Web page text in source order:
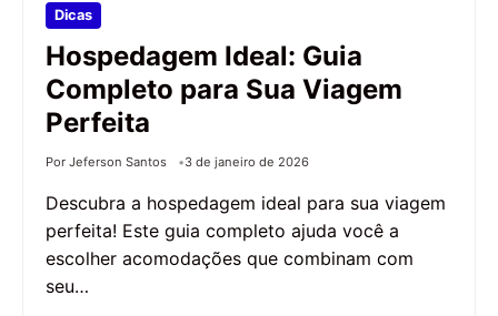
Dicas
Hospedagem Ideal: Guia
Completo para Sua Viagem
Perfeita
Por Jeferson Santos 3 de janeiro de 2026
Descubra a hospedagem ideal para sua viagem
perfeita! Este guia completo ajuda você a
escolher acomodações que combinam com
seu…